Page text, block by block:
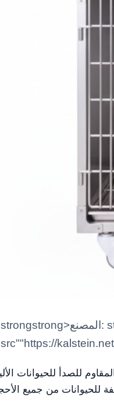
strongstrong>المصنع: stein/strong>steinem>كالشتاينK/em> simg class""alignnone size-full wp-image-29188"
src""https://